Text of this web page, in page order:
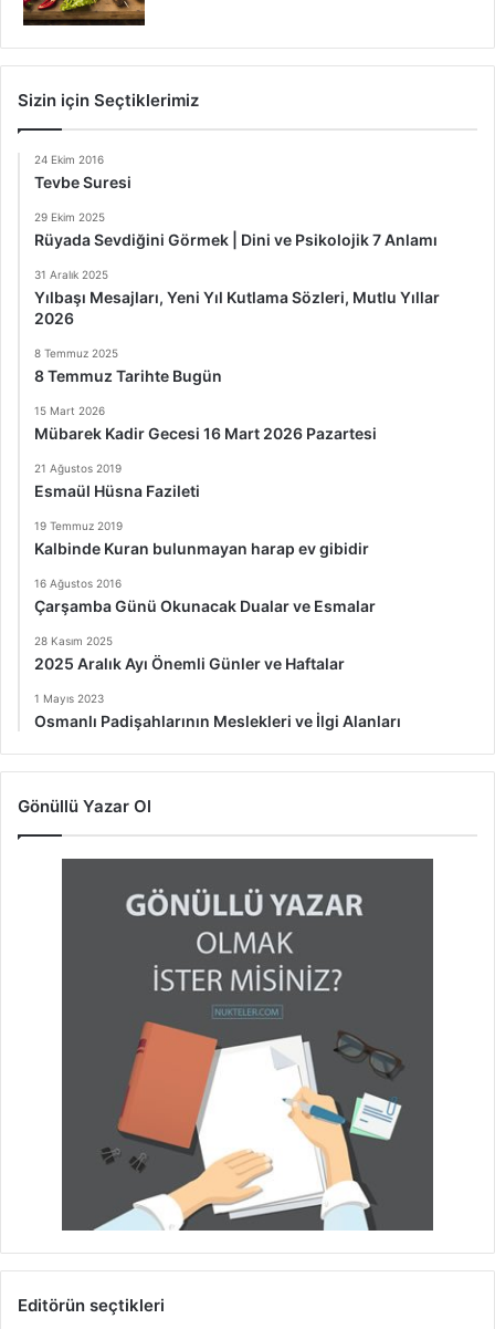
Sizin için Seçtiklerimiz
24 Ekim 2016
Tevbe Suresi
29 Ekim 2025
Rüyada Sevdiğini Görmek | Dini ve Psikolojik 7 Anlamı
31 Aralık 2025
Yılbaşı Mesajları, Yeni Yıl Kutlama Sözleri, Mutlu Yıllar
2026
8 Temmuz 2025
8 Temmuz Tarihte Bugün
15 Mart 2026
Mübarek Kadir Gecesi 16 Mart 2026 Pazartesi
21 Ağustos 2019
Esmaül Hüsna Fazileti
19 Temmuz 2019
Kalbinde Kuran bulunmayan harap ev gibidir
16 Ağustos 2016
Çarşamba Günü Okunacak Dualar ve Esmalar
28 Kasım 2025
2025 Aralık Ayı Önemli Günler ve Haftalar
1 Mayıs 2023
Osmanlı Padişahlarının Meslekleri ve İlgi Alanları
Gönüllü Yazar Ol
Editörün seçtikleri